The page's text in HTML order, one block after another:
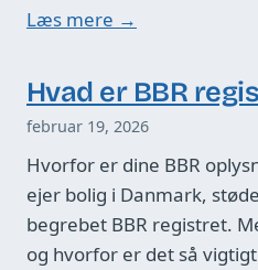
Læs mere →
Hvad er BBR
februar 19, 2026
Hvorfor er dine BBR
ejer bolig i Danmark,
begrebet BBR registret.
og hvorfor er det så